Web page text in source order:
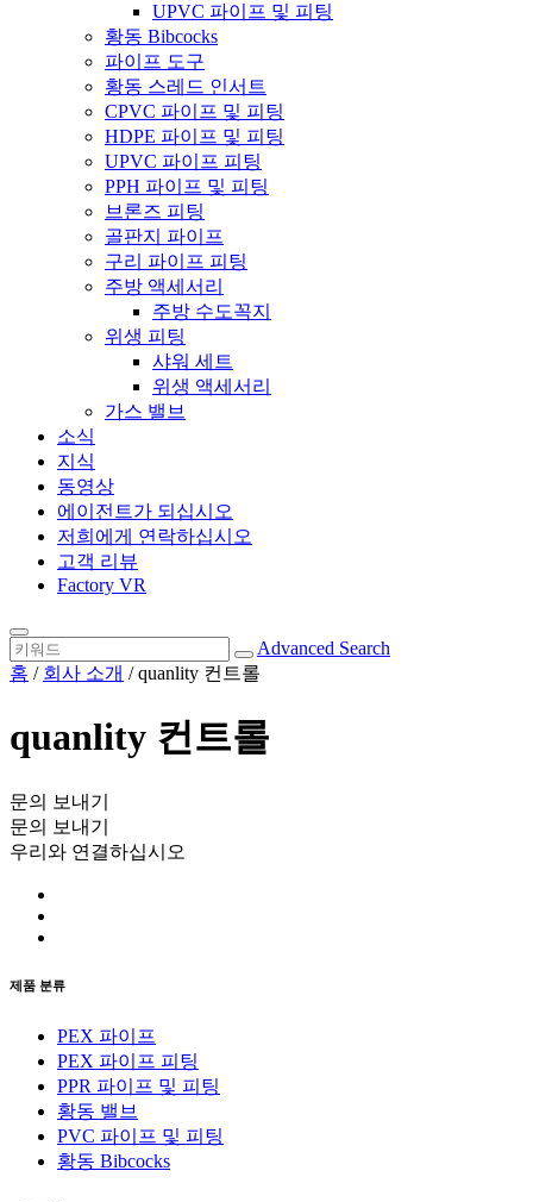
UPVC 파이프 및 피팅
황동 Bibcocks
파이프 도구
황동 스레드 인서트
CPVC 파이프 및 피팅
HDPE 파이프 및 피팅
UPVC 파이프 피팅
PPH 파이프 및 피팅
브론즈 피팅
골판지 파이프
구리 파이프 피팅
주방 액세서리
주방 수도꼭지
위생 피팅
샤워 세트
위생 액세서리
가스 밸브
소식
지식
동영상
에이전트가 되십시오
저희에게 연락하십시오
고객 리뷰
Factory VR
Advanced Search
홈 / 회사 소개 / quanlity 컨트롤
quanlity 컨트롤
문의 보내기
문의 보내기
우리와 연결하십시오
제품 분류
PEX 파이프
PEX 파이프 피팅
PPR 파이프 및 피팅
황동 밸브
PVC 파이프 및 피팅
황동 Bibcocks